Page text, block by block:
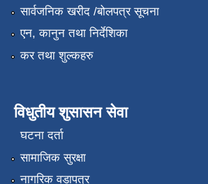
सार्वजनिक खरीद /बोलपत्र सूचना
एन, कानुन तथा निर्देशिका
कर तथा शुल्कहरु
विधुतीय शुसासन सेवा
घटना दर्ता
सामाजिक सुरक्षा
नागरिक वडापत्र